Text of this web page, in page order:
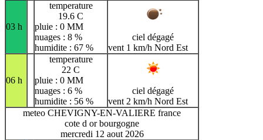
03 h
temperature
19.6 C
pluie : 0 MM
nuages : 8 %
humidite : 67 %
ciel dégagé
vent 1 km/h Nord Est
06 h
temperature
22 C
pluie : 0 MM
nuages : 6 %
humidite : 56 %
ciel dégagé
vent 2 km/h Nord Est
meteo CHEVIGNY-EN-VALIERE france
cote d or bourgogne
mercredi 12 aout 2026